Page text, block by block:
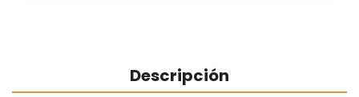
Descripción